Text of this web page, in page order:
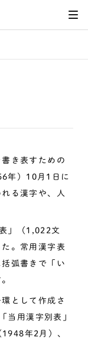
き表すための
年）10月1日に
る漢字や、人
」（1,022文
。常用漢字表
弧書きで「い
として作成さ
当用漢字別表」
年2月）、